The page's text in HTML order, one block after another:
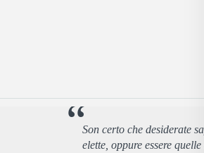
Son certo che desiderate
elette, oppure essere